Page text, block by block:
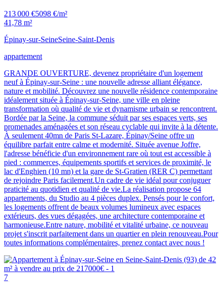
213 000 €5098 €/m²
41,78 m²
Épinay-sur-SeineSeine-Saint-Denis
appartement
GRANDE OUVERTURE, devenez propriétaire d'un logement
neuf à Épinay-sur-Seine : une nouvelle adresse alliant élégance,
nature et mobilité. Découvrez une nouvelle résidence contemporaine
idéalement située à Épinay-sur-Seine, une ville en pleine
transformation où qualité de vie et dynamisme urbain se rencontrent.
Bordée par la Seine, la commune séduit par ses espaces verts, ses
promenades aménagées et son réseau cyclable qui invite à la détente.
À seulement 40mn de Paris St-Lazare, Épinay/Seine offre un
équilibre parfait entre calme et modernité. Située avenue Joffre,
l'adresse bénéficie d'un environnement rare où tout est accessible à
pied : commerces, équipements sportifs et services de proximité, le
lac d'Enghien (10 mn) et la gare de St-Gratien (RER C) permettant
de rejoindre Paris facilement.Un cadre de vie idéal pour conjuguer
praticité au quotidien et qualité de vie.La réalisation propose 64
appartements, du Studio au 4 pièces duplex. Pensés pour le confort,
les logements offrent de beaux volumes lumineux avec espaces
extérieurs, des vues dégagées, une architecture contemporaine et
harmonieuse.Entre nature, mobilité et vitalité urbaine, ce nouveau
projet s'inscrit parfaitement dans un quartier en plein renouveau.Pour
toutes informations complémentaires, prenez contact avec nous !
7